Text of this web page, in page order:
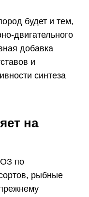
будет и тем,
двигательного
добавка
и
синтеза
на
по
рыбные